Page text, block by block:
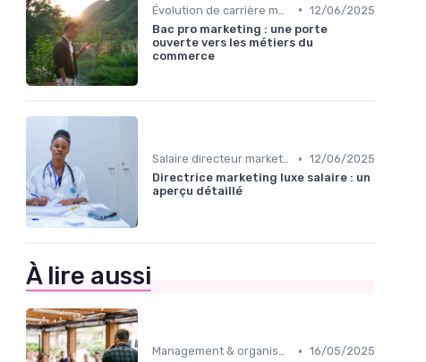
• 12/06/2025
Bac pro marketing : une porte
ouverte vers les métiers du
commerce
Salaire directeur marketing & rémunération • 12/06/2025
Directrice marketing luxe salaire : un
aperçu détaillé
À lire aussi
Management & organisation des talents • 16/05/2025